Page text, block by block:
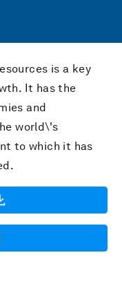
is a key
It has the
and
world\'s
to which it has